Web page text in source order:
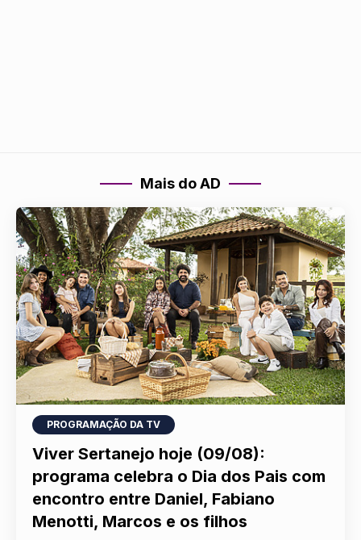
Mais do AD
PROGRAMAÇÃO DA TV
Viver Sertanejo hoje (09/08):
programa celebra o Dia dos Pais com
encontro entre Daniel, Fabiano
Menotti, Marcos e os filhos